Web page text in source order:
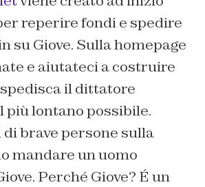
reperire fondi e spedire
su Giove. Sulla homepage
e aiutateci a costruire
il dittatore
più lontano possibile.
brave persone sulla
mandare un uomo
Perché Giove? É un